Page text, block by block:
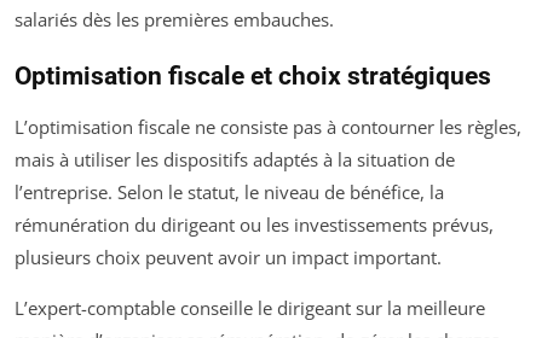
salariés dès les premières embauches.
Optimisation fiscale et choix stratégiques
L’optimisation fiscale ne consiste pas à contourner les règles,
mais à utiliser les dispositifs adaptés à la situation de
l’entreprise. Selon le statut, le niveau de bénéfice, la
rémunération du dirigeant ou les investissements prévus,
plusieurs choix peuvent avoir un impact important.
L’expert-comptable conseille le dirigeant sur la meilleure